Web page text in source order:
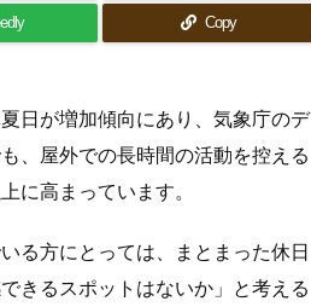
Copy
日が増加傾向にあり、気象庁のデ
、屋外での長時間の活動を控える
に高まっています。
る方にとっては、まとまった休日
きるスポットはないか」と考える